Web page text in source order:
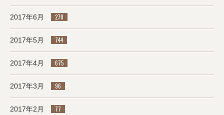
2017年6月 270
2017年5月 744
2017年4月 675
2017年3月 96
2017年2月 77